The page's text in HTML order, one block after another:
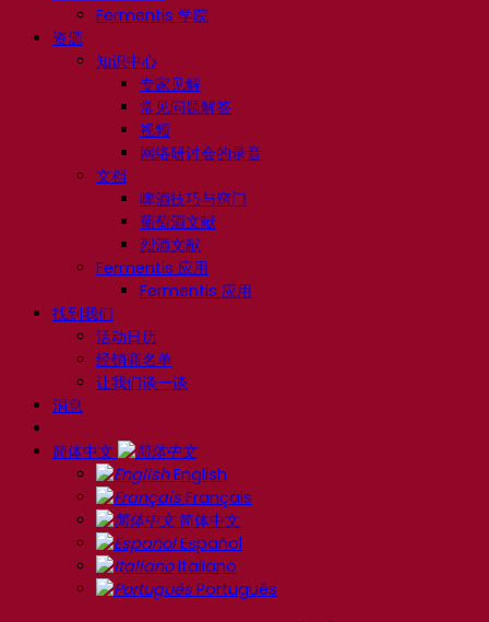
Fermentis 学院
资源
知识中心
专家见解
常见问题解答
视频
网络研讨会的录音
文档
啤酒技巧与窍门
葡萄酒文献
烈酒文献
Fermentis 应用
Fermentis 应用
找到我们
活动日历
经销商名单
让我们谈一谈
消息
简体中文
English
Français
简体中文
Español
Italiano
Português